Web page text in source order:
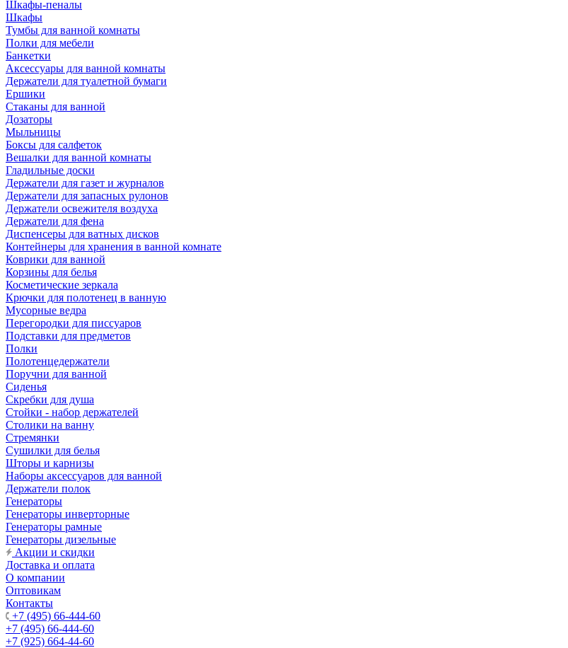
Шкафы-пеналы
Шкафы
Тумбы для ванной комнаты
Полки для мебели
Банкетки
Аксессуары для ванной комнаты
Держатели для туалетной бумаги
Ершики
Стаканы для ванной
Дозаторы
Мыльницы
Боксы для салфеток
Вешалки для ванной комнаты
Гладильные доски
Держатели для газет и журналов
Держатели для запасных рулонов
Держатели освежителя воздуха
Держатели для фена
Диспенсеры для ватных дисков
Контейнеры для хранения в ванной комнате
Коврики для ванной
Корзины для белья
Косметические зеркала
Крючки для полотенец в ванную
Мусорные ведра
Перегородки для писсуаров
Подставки для предметов
Полки
Полотенцедержатели
Поручни для ванной
Сиденья
Скребки для душа
Стойки - набор держателей
Столики на ванну
Стремянки
Сушилки для белья
Шторы и карнизы
Наборы аксессуаров для ванной
Держатели полок
Генераторы
Генераторы инверторные
Генераторы рамные
Генераторы дизельные
Акции и скидки
Доставка и оплата
О компании
Оптовикам
Контакты
+7 (495) 66-444-60
+7 (495) 66-444-60
+7 (925) 664-44-60